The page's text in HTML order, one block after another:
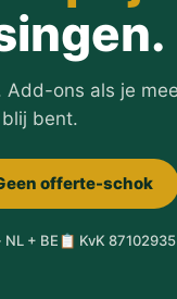
ons als je
bent.
offerte-schok
NL + BE📋 KvK 87102935